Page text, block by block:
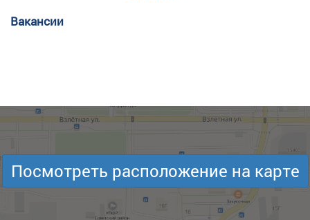
Вакансии
Посмотреть расположение на карте